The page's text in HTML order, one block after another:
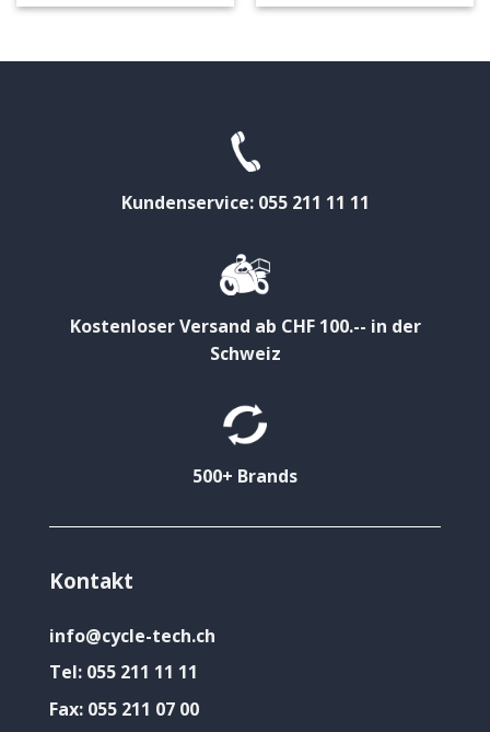
Kundenservice: 055 211 11 11
Kostenloser Versand ab CHF 100.-- in der
Schweiz
500+ Brands
Kontakt
info@cycle-tech.ch
Tel: 055 211 11 11
Fax: 055 211 07 00